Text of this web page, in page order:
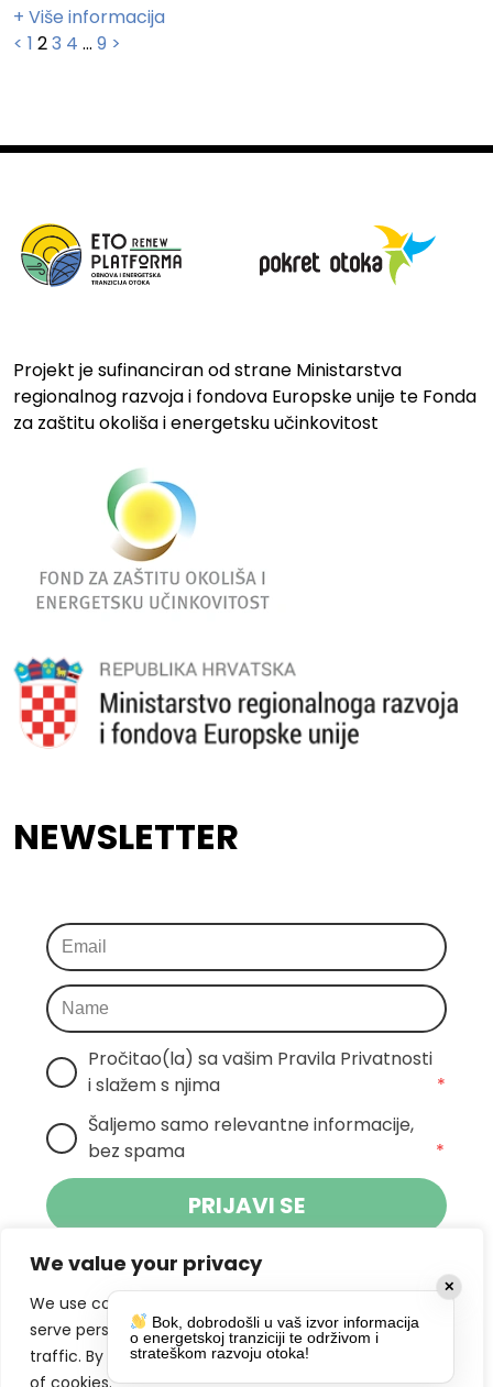
We value your privacy
We use cookies to enhance your browsing experience,
serve personalized ads or content, and analyze our
traffic. By clicking "Accept All", you consent to our use
of cookies.
+ Više informacija
Brojevi
< 1 23 4 … 9 >
Projekt je sufinanciran od strane Ministarstva
regionalnog razvoja i fondova Europske unije te Fonda
za zaštitu okoliša i energetsku učinkovitost
NEWSLETTER
Pročitao(la) sa vašim Pravila Privatnosti
i slažem s njima
*
Šaljemo samo relevantne informacije,
bez spama
*
PRIJAVI SE
Klikom na gumb dajete suglasnost za
primanje novosti Pokreta Otoka te se
slažete spolitikom privatnosti.
✕
Bok, dobrodošli u vaš izvor informacija
o energetskoj tranziciji te održivom i
strateškom razvoju otoka!